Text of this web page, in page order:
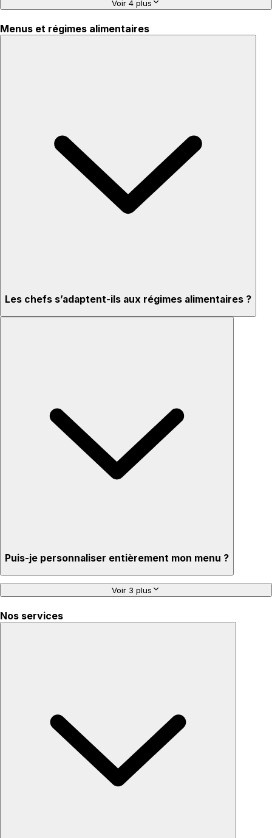
Voir 4 plus
Menus et régimes alimentaires
Les chefs s’adaptent-ils aux régimes alimentaires ?
Puis-je personnaliser entièrement mon menu ?
Voir 3 plus
Nos services